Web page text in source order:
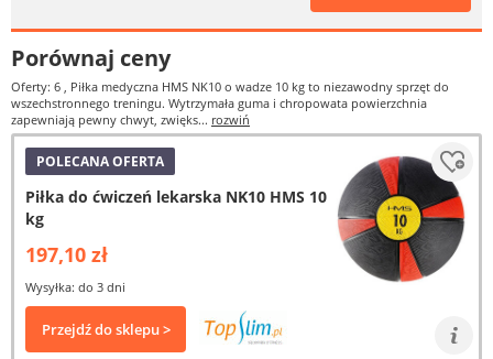
Porównaj ceny
Oferty: 6 , Piłka medyczna HMS NK10 o wadze 10 kg to niezawodny sprzęt do
wszechstronnego treningu. Wytrzymała guma i chropowata powierzchnia
zapewniają pewny chwyt, zwięks... rozwiń
POLECANA OFERTA
Piłka do ćwiczeń lekarska NK10 HMS 10
kg
197,10 zł
Wysyłka: do 3 dni
Przejdź do sklepu >